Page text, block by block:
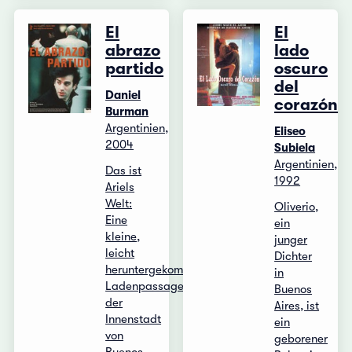
El
abrazo
partido
Daniel
Burman
Argentinien,
2004
Das ist
Ariels
Welt:
Eine
kleine,
leicht
heruntergekommene
Ladenpassage
der
Innenstadt
von
El
lado
oscuro
del
corazón
Eliseo
Subiela
Argentinien,
1992
Oliverio,
ein
junger
Dichter
in
Buenos
Aires, ist
ein
geborener